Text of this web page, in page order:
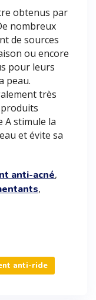
obtenus par
nombreux
de sources
ou encore
pour leurs
peau.
très
A stimule la
et évite sa
anti-acné,
,
anti-ride